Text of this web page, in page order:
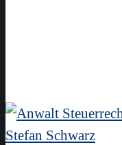
Stefan Schwarz